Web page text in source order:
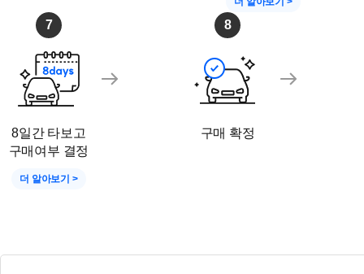
7
8일간 타보고
구매여부 결정
더 알아보기 >
8
구매 확정